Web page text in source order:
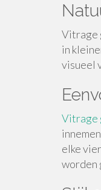
Vitrage
in
visueel
Vitrage
elke
worden